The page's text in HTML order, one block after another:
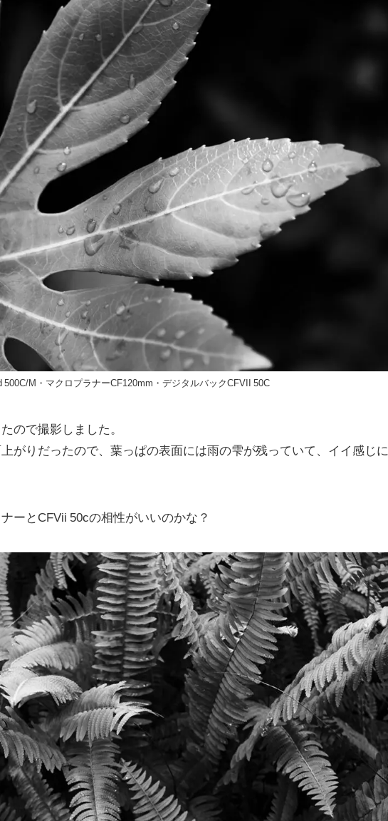
500C/M・マクロプラナーCF120mm・デジタルバックCFVII 50C
ので撮影しました。
がりだったので、葉っぱの表面には雨の雫が残っていて、イイ感じに
ーとCFVii 50cの相性がいいのかな？